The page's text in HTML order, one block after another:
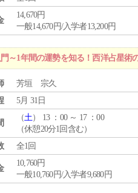
14,670円
一般14,670円/入学者13,200円
～1年間の運勢を知る！西洋占星術
芳垣 宗久
5月 31日
（土） 13 ：00 ～ 17 ：00
（休憩20分1回含む）
全1回
10,760円
一般10,760円/入学者9,680円